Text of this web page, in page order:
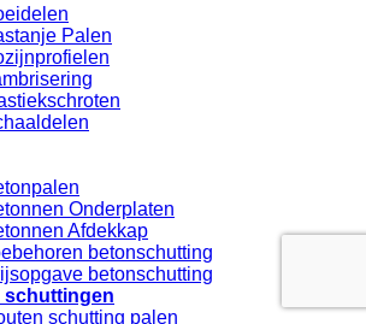
Palen
Onderplaten
Afdekkap
betonschutting
betonschutting
schuttingen
schutting palen